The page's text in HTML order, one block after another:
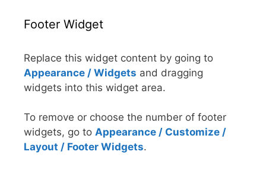
Footer Widget
Replace this widget content by going to
Appearance / Widgets and dragging
widgets into this widget area.
To remove or choose the number of footer
widgets, go to Appearance / Customize /
Layout / Footer Widgets.